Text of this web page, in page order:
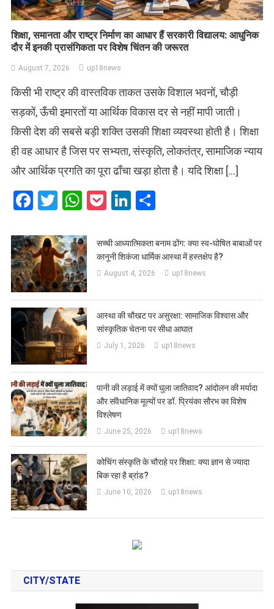
शिक्षा, समानता और राष्ट्र निर्माण का आधार हैं सरकारी विद्यालय: आधुनिक
दौर में इनकी प्रासंगिकता पर विशेष चिंतन की जरूरत
August 7, 2026 up18news
किसी भी राष्ट्र की वास्तविक ताकत उसके विशाल भवनों, चौड़ी
सड़कों, ऊँची इमारतों या आर्थिक विकास दर से नहीं मापी जाती।
किसी देश की सबसे बड़ी शक्ति उसकी शिक्षा व्यवस्था होती है। शिक्षा
ही वह आधार है जिस पर सभ्यता, संस्कृति, लोकतंत्र, सामाजिक न्याय
और आर्थिक प्रगति का पूरा ढाँचा खड़ा होता है। यदि शिक्षा […]
Facebook
Twitter
WhatsApp
PocketLinkedIn
सच्ची आध्यात्मिकता बनाम ढोंग: क्या स्व-घोषित बाबाओं पर
कानूनी शिकंजा धार्मिक आस्था में हस्तक्षेप है?
August 4, 2026 up18news
आस्था की चौखट पर असुरक्षा: सामाजिक विश्वास और
सांस्कृतिक चेतना पर सीधा आघात
July 1, 2026 up18news
पानी की लड़ाई में क्यों घुला जातिवाद? आंदोलन की मर्यादा
और संवैधानिक मूल्यों पर डॉ. प्रियंका सौरभ का विशेष
विश्लेषण
June 25, 2026 up18news
कोचिंग संस्कृति के चौराहे पर शिक्षा: क्या ज्ञान से ज्यादा
बिक रहा है ब्रांड?
June 10, 2026 up18news
CITY/STATE